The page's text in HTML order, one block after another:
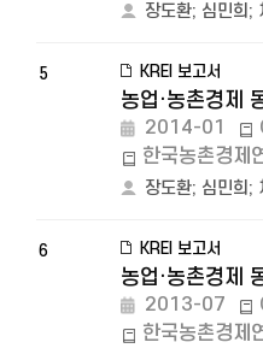
장도환; 심민희 ;
5 KREI 보고서
농업·농촌경제
2014-01
한국농촌경제
장도환; 심민희 ;
6 KREI 보고서
농업·농촌경제
2013-07
한국농촌경제